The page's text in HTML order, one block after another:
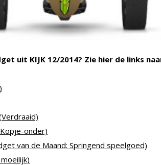
uit KIJK 12/2014? Zie hier de links
onder)
van de Maand: Springend speelgoed)